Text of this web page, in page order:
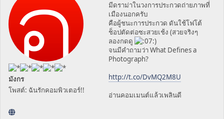
มังกร
โพสต์: ฉันรักคอมพิวเตอร์!!
มีดราม่าในวงการประกวดถ่ายภาพที่
เมืองนอกครับ
คือผู้ชนะการประกวด ดันใช้โฟโต้
ช็อปตัดต่อซะสวยเช้ง (สวยจริงๆ
ลองกดดู
)
จนมีคำถามว่า What Defines a
Photograph?
http://t.co/DvMQ2M8U
อ่านคอมเมนต์แล้วเพลินดี